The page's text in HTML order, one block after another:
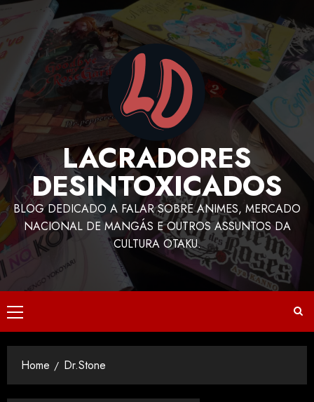
LACRADORES
DESINTOXICADOS
BLOG DEDICADO A FALAR SOBRE ANIMES, MERCADO
NACIONAL DE MANGÁS E OUTROS ASSUNTOS DA
CULTURA OTAKU.
Home Dr.Stone